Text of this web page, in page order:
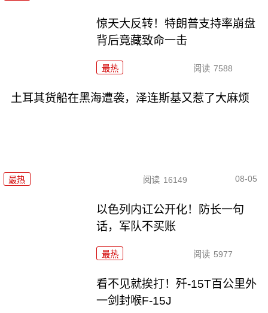
惊天大反转！特朗普支持率崩盘
背后竟藏致命一击
最热 阅读 7588
土耳其货船在黑海遭袭，泽连斯基又惹了大麻烦
最热 阅读 16149 08-05
以色列内讧公开化！防长一句
话，军队不买账
最热 阅读 5977
看不见就挨打！歼-15T百公里外
一剑封喉F-15J